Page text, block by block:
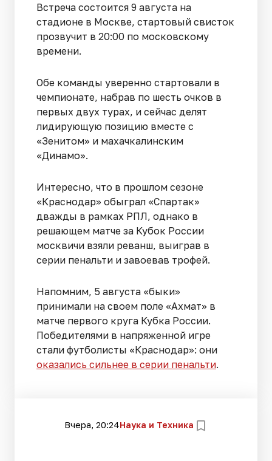
Встреча состоится 9 августа на
стадионе в Москве, стартовый свисток
прозвучит в 20:00 по московскому
времени.
Обе команды уверенно стартовали в
чемпионате, набрав по шесть очков в
первых двух турах, и сейчас делят
лидирующую позицию вместе с
«Зенитом» и махачкалинским
«Динамо».
Интересно, что в прошлом сезоне
«Краснодар» обыграл «Спартак»
дважды в рамках РПЛ, однако в
решающем матче за Кубок России
москвичи взяли реванш, выиграв в
серии пенальти и завоевав трофей.
Напомним, 5 августа «быки»
принимали на своем поле «Ахмат» в
матче первого круга Кубка России.
Победителями в напряженной игре
стали футболисты «Краснодар»: они
оказались сильнее в серии пенальти.
Вчера, 20:24Наука и Техника